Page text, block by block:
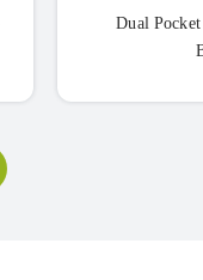
Dual